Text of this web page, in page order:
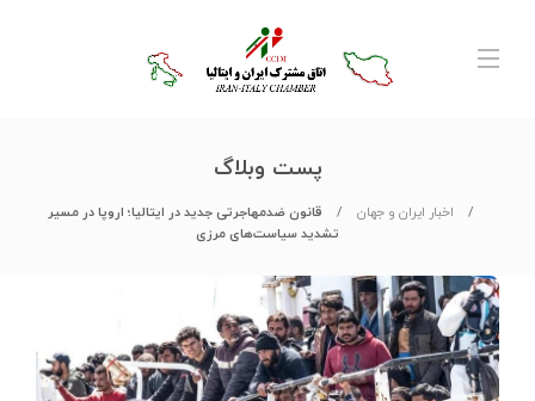
پست وبلاگ
اخبار ایران و جهان
قانون ضدمهاجرتی جدید در ایتالیا؛ اروپا در مسیر
تشدید سیاست‌های مرزی